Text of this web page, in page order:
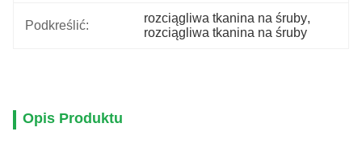
Podkreślić:
rozciągliwa tkanina na śruby,
rozciągliwa tkanina na śruby
Opis Produktu